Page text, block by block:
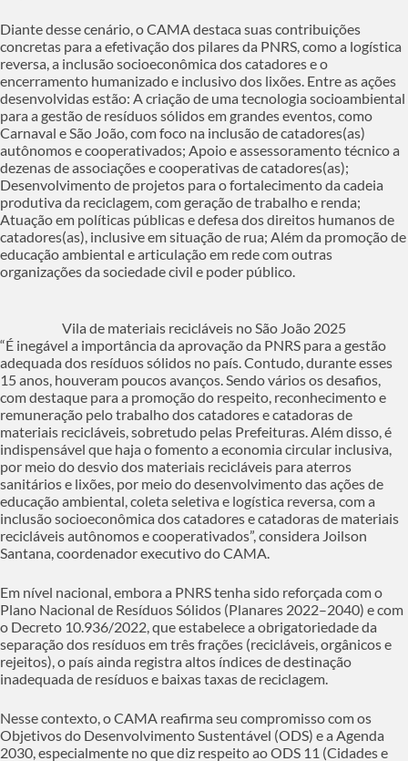
Diante desse cenário, o CAMA destaca suas contribuições
concretas para a efetivação dos pilares da PNRS, como a logística
reversa, a inclusão socioeconômica dos catadores e o
encerramento humanizado e inclusivo dos lixões. Entre as ações
desenvolvidas estão: A criação de uma tecnologia socioambiental
para a gestão de resíduos sólidos em grandes eventos, como
Carnaval e São João, com foco na inclusão de catadores(as)
autônomos e cooperativados; Apoio e assessoramento técnico a
dezenas de associações e cooperativas de catadores(as);
Desenvolvimento de projetos para o fortalecimento da cadeia
produtiva da reciclagem, com geração de trabalho e renda;
Atuação em políticas públicas e defesa dos direitos humanos de
catadores(as), inclusive em situação de rua; Além da promoção de
educação ambiental e articulação em rede com outras
organizações da sociedade civil e poder público.
Vila de materiais recicláveis no São João 2025
“É inegável a importância da aprovação da PNRS para a gestão
adequada dos resíduos sólidos no país. Contudo, durante esses
15 anos, houveram poucos avanços. Sendo vários os desafios,
com destaque para a promoção do respeito, reconhecimento e
remuneração pelo trabalho dos catadores e catadoras de
materiais recicláveis, sobretudo pelas Prefeituras. Além disso, é
indispensável que haja o fomento a economia circular inclusiva,
por meio do desvio dos materiais recicláveis para aterros
sanitários e lixões, por meio do desenvolvimento das ações de
educação ambiental, coleta seletiva e logística reversa, com a
inclusão socioeconômica dos catadores e catadoras de materiais
recicláveis autônomos e cooperativados”, considera Joilson
Santana, coordenador executivo do CAMA.
Em nível nacional, embora a PNRS tenha sido reforçada com o
Plano Nacional de Resíduos Sólidos (Planares 2022–2040) e com
o Decreto 10.936/2022, que estabelece a obrigatoriedade da
separação dos resíduos em três frações (recicláveis, orgânicos e
rejeitos), o país ainda registra altos índices de destinação
inadequada de resíduos e baixas taxas de reciclagem.
Nesse contexto, o CAMA reafirma seu compromisso com os
Objetivos do Desenvolvimento Sustentável (ODS) e a Agenda
2030, especialmente no que diz respeito ao ODS 11 (Cidades e